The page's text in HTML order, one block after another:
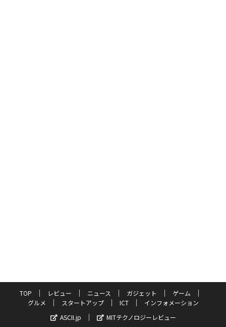
TOP レビュー ニュース ガジェット
ゲーム
グルメ
スタートアップ ICT
インフォメーション
ASCII.jp
MITテクノロジーレビュー